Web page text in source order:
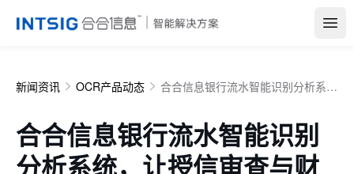
新闻资讯 OCR产品动态 合合信息银行流水智能识别分析系统，让授信审查与财务尽调更高效、精准！
合合信息银行流水智能识别
分析系统，让授信审查与财